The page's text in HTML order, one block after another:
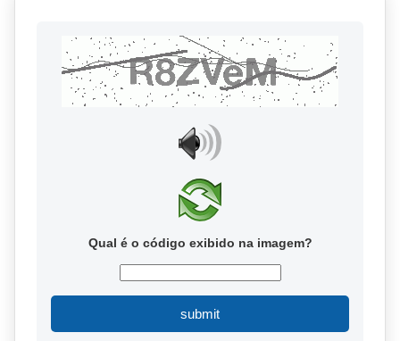
Qual é o código exibido na imagem?
submit